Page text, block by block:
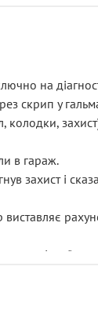
на
скрип у
в гараж.
захист і
гальмівної